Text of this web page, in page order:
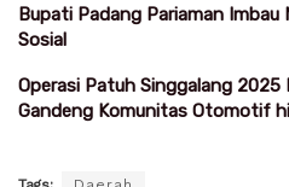
Bupati Padang Pariaman Imbau
Sosial
Operasi Patuh Singgalang 2025
Gandeng Komunitas Otomotif